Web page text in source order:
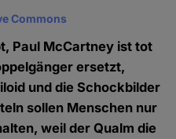
Commons
Paul McCartney ist tot
ersetzt,
und die Schockbilder
sollen Menschen nur
weil der Qualm die